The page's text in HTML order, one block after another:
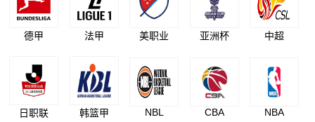
德甲 法甲 美职业 亚洲杯 中超
日职联 韩篮甲 NBL CBA NBA